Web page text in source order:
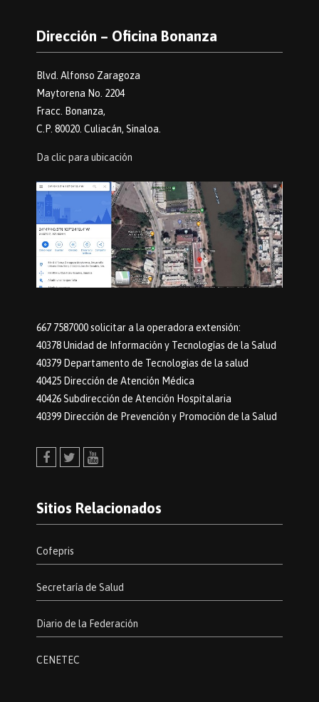
Dirección – Oficina Bonanza
Blvd. Alfonso Zaragoza
Maytorena No. 2204
Fracc. Bonanza,
C.P. 80020. Culiacán, Sinaloa.
Da clic para ubicación
667 7587000 solicitar a la operadora extensión:
40378 Unidad de Información y Tecnologías de la Salud
40379 Departamento de Tecnologias de la salud
40425 Dirección de Atención Médica
40426 Subdirección de Atención Hospitalaria
40399 Dirección de Prevención y Promoción de la Salud
Sitios Relacionados
Cofepris
Secretaría de Salud
Diario de la Federación
CENETEC